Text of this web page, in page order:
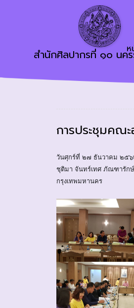
สำนักศิลปากรที่ ๑๐ นคห
การประชุมคณ
วันศุกร์ที่ ๒๗ ธันวาคม ๒๕๖
ชุติมา จันทร์เทศ ภัณฑารัก
กรุงเทพมหานคร